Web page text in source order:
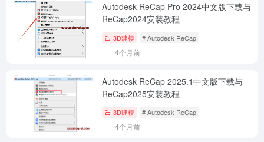
Autodesk ReCap Pro 2024中文版下载与
ReCap2024安装教程
3D建模 # Autodesk ReCap
4个月前
Autodesk ReCap 2025.1中文版下载与
ReCap2025安装教程
3D建模 # Autodesk ReCap
4个月前